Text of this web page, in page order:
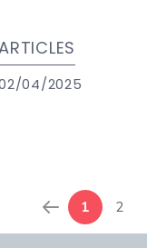
04/2025
1 2